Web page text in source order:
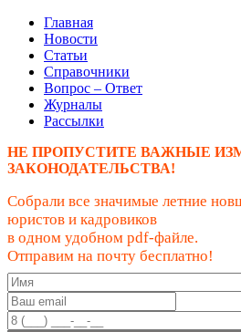
Главная
Новости
Статьи
Справочники
Вопрос – Ответ
Журналы
Рассылки
НЕ ПРОПУСТИТЕ ВАЖНЫЕ
ЗАКОНОДАТЕЛЬСТВА!
Собрали все значимые летние
юристов и кадровиков
в одном удобном pdf-файле.
Отправим на почту бесплатно!